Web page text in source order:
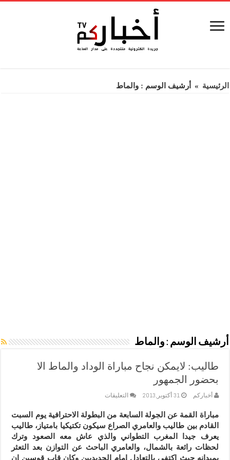
الرئيسية » أرشيف الوسم : والماط
أرشيف الوسم : والماط
طاليب: لايمكن نجاح مباراة الوداد والماط الا
بحضور الجمهور
أخباركم 31 أكتوبر,2013 التعليقات
لايمكن
نجاح
مباراة
الوداد
والماط
الا
مباراة القمة عن الجولة السابعة من البطولة الاحترافية يوم السبت
القادم بين طاليب والعامري الصراع سيكون تكتيكيا بامتياز، طاليب
يعرف جيدا المغرب التطواني والذي عاش معه الصعود وترك
لحظات رائعة بالشمال، والعامري الباحث عن التوازن بعد التعثر
بميدانه حيث اكتفى بالتعادل امام الجديديين وكان قاب قوسين ان